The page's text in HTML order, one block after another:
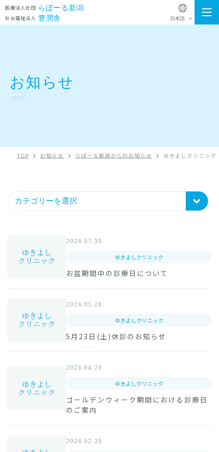
医療法人社団 らぽーる新潟
社会福祉法人 豊潤舎
お知らせ
Instagram
ゆきよしクリニック
通所リハビリテーション
新潟県障害者
リハビリテーションセンター
特別養護老人ホーム 昴
お知らせ
news
TOP お知らせ らぽーる新潟からのお知らせ ゆきよしクリニック
2026.07.30
ゆきよしクリニック
お盆期間中の診療日について
2026.05.20
ゆきよしクリニック
5月23日(土)休診のお知らせ
2026.04.20
ゆきよしクリニック
ゴールデンウィーク期間における診療日
のご案内
2026.02.20